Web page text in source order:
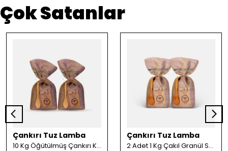
Çok Satanlar
Çankırı Tuz Lamba
10 Kg Öğütülmüş Çankırı Kristal Kaya Tuzu
Çankırı Tuz Lamba
2 Adet 1 Kg Çakıl Granül Sofrada Öğütme Tuzu